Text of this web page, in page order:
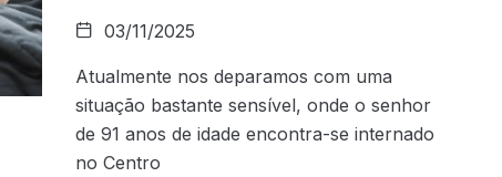
03/11/2025
Atualmente nos deparamos com uma
situação bastante sensível, onde o senhor
de 91 anos de idade encontra-se internado
no Centro